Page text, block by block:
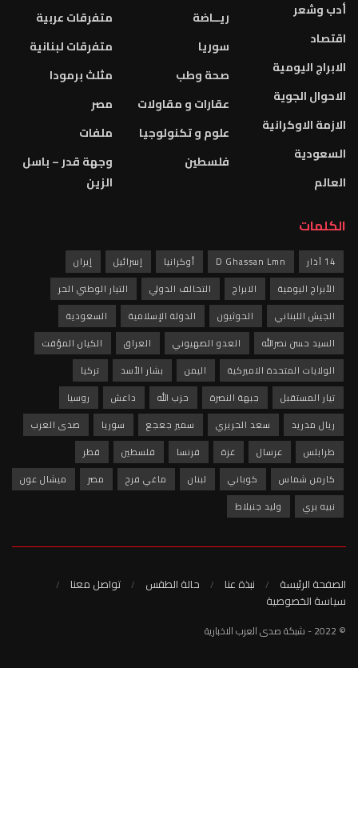
ريــاضة
سوريا
صحة وطب
عقارات و مقاولات
علوم و تكنولوجيا
فلسطين
متفرقات عربية
متفرقات لبنانية
مثلث برمودا
مصر
ملفات
وجهة قدر – باسل
D أوكرانيا إسرائيل
إيران
التحالف الدولي
التيار الوطني الحر
الحوثيون
الدولة الإسلامية
السعودية
العدو الصهيوني
العراق
الكيان المؤقت
اليمن بشار الأسد
تركيا
النصرة
حزب الله داعش
روسيا
الحريري
سمير جعجع سوريا
صدى العرب
غزة
فرنسا فلسطين
قطر
لبنان ماغي فرح مصر
ميشال عون
نبذة عنا حالة الطقس تواصل معنا